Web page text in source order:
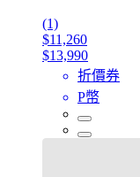
(1)
$11,260
$13,990
折價券
P幣